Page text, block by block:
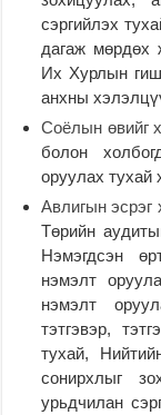
сэргийлэх
дагаж мөрдөх
Их Хурлын
анхны
Соёлын өвийг
болон
оруулах тухай
Авлигын эсрэг
Төрийн
Нэмэгдсэн
нэмэлт
нэмэлт
тэтгэвэр,
тухай,
сонирхлыг
урьдчилан